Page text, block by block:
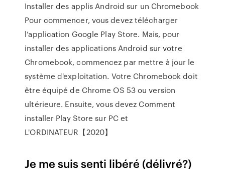
Installer des applis Android sur un Chromebook
Pour commencer, vous devez télécharger
l’application Google Play Store. Mais, pour
installer des applications Android sur votre
Chromebook, commencez par mettre à jour le
système d'exploitation. Votre Chromebook doit
être équipé de Chrome OS 53 ou version
ultérieure. Ensuite, vous devez Comment
installer Play Store sur PC et
L'ORDINATEUR【2020】
Je me suis senti libéré (délivré?)